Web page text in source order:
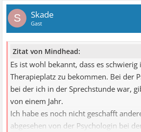
S Skade
Gast
Zitat von Mindhead:
Es ist wohl bekannt, dass es schwierig
Therapieplatz zu bekommen. Bei der
bei der ich in der Sprechstunde war,
von einem Jahr.
Ich habe es noch nicht geschafft
abgesehen von der Psychologin bei